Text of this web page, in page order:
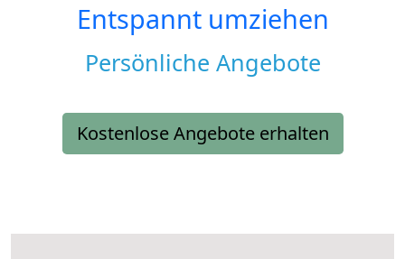
Entspannt umziehen
Persönliche Angebote
Kostenlose Angebote erhalten